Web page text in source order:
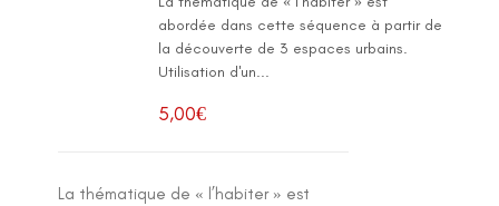
abordée dans cette séquence à partir de
la découverte de 3 espaces urbains.
Utilisation d'un...
5,00€
La thématique de « l’habiter » est